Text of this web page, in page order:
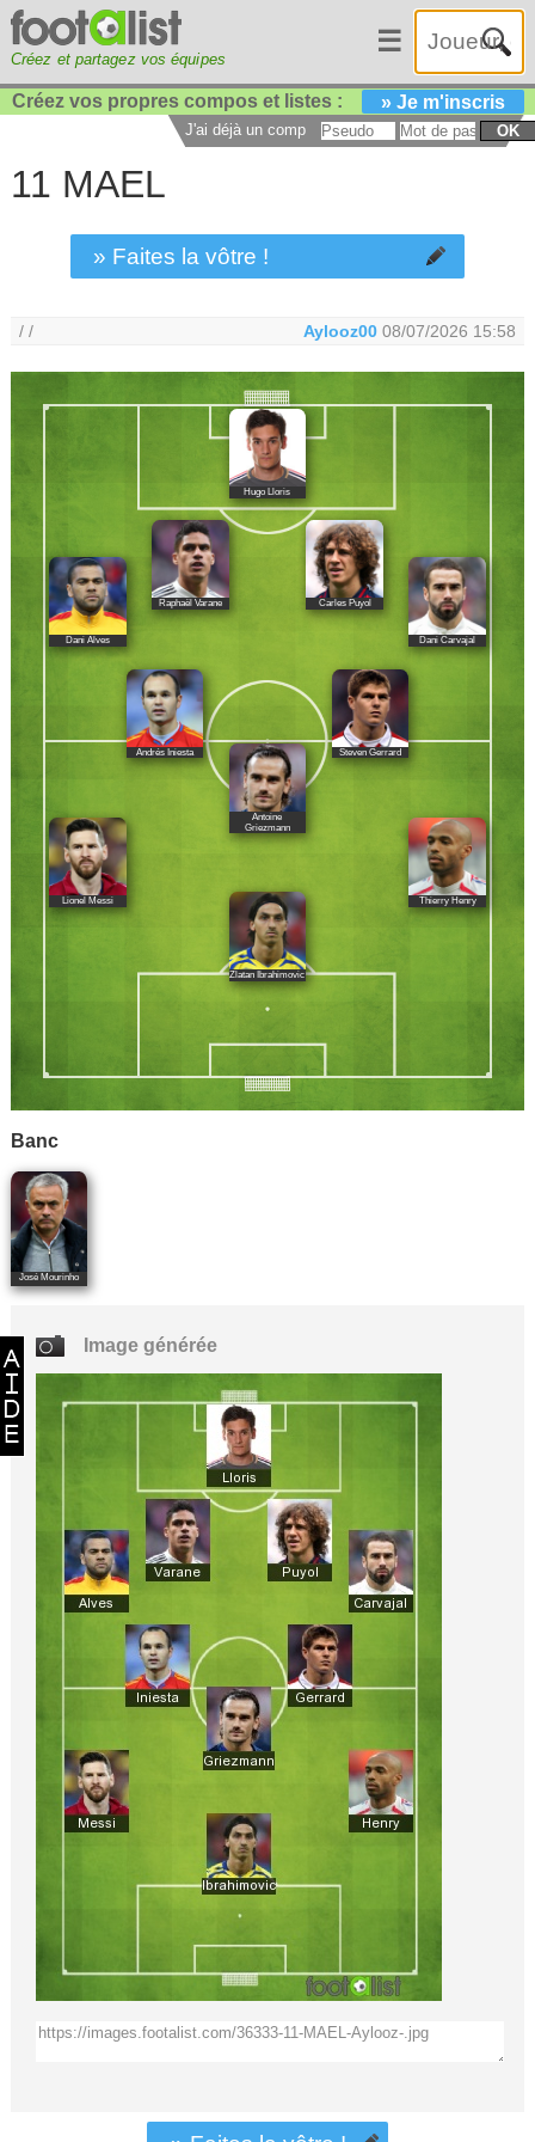
Créez et partagez vos équipes
☰
Créez vos propres compos et listes : » Je m'inscris
J'ai déjà un compte : OK
11 MAEL
» Faites la vôtre !
/ / Aylooz00 08/07/2026 15:58
Hugo Lloris
Dani Alves
Raphaël Varane Carles Puyol
Dani Carvajal
Andrés Iniesta Steven Gerrard
Antoine
Griezmann
Thierry Henry
Lionel Messi
Zlatan Ibrahimovic
Banc
José Mourinho
Image générée